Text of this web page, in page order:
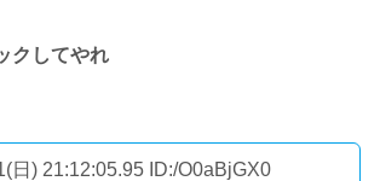
クしてやれ
日) 21:12:05.95 ID:/O0aBjGX0